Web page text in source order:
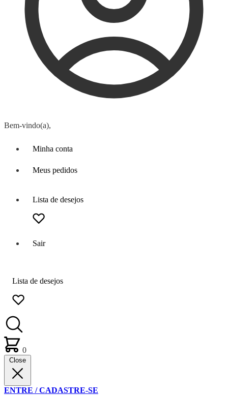
Bem-vindo(a),
Minha conta
Meus pedidos
Lista de desejos
Sair
Lista de desejos
0
Close
ENTRE / CADASTRE-SE